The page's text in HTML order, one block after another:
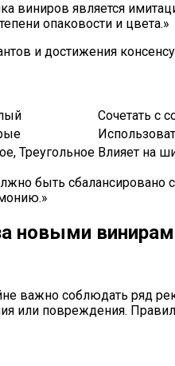
является
опаковости и цвета.»
и достижения
Сочетать с
Треугольное Влияет на
быть
новыми
важно соблюдать ряд
или повреждения.